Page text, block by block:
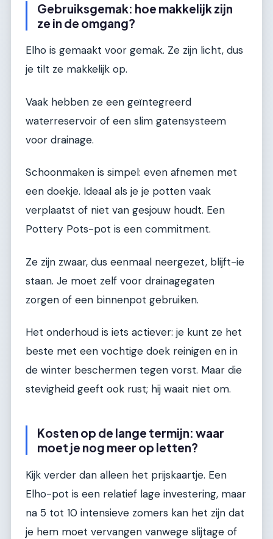
Gebruiksgemak: hoe makkelijk zijn
ze in de omgang?
Elho is gemaakt voor gemak. Ze zijn licht, dus
je tilt ze makkelijk op.
Vaak hebben ze een geïntegreerd
waterreservoir of een slim gatensysteem
voor drainage.
Schoonmaken is simpel: even afnemen met
een doekje. Ideaal als je je potten vaak
verplaatst of niet van gesjouw houdt. Een
Pottery Pots-pot is een commitment.
Ze zijn zwaar, dus eenmaal neergezet, blijft-ie
staan. Je moet zelf voor drainagegaten
zorgen of een binnenpot gebruiken.
Het onderhoud is iets actiever: je kunt ze het
beste met een vochtige doek reinigen en in
de winter beschermen tegen vorst. Maar die
stevigheid geeft ook rust; hij waait niet om.
Kosten op de lange termijn: waar
moet je nog meer op letten?
Kijk verder dan alleen het prijskaartje. Een
Elho-pot is een relatief lage investering, maar
na 5 tot 10 intensieve zomers kan het zijn dat
je hem moet vervangen vanwege slijtage of